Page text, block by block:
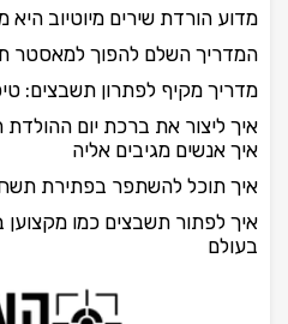
מדוע הורדת שירים מיוטיוב
המדריך השלם להפוך למאסטר
מדריך מקיף לפתרון תשבצים:
איך ליצור את ברכת יום
איך אנשים מגיבים אליה
איך תוכל להשתפר בפתירת
איך לפתור תשבצים כמו
בעולם